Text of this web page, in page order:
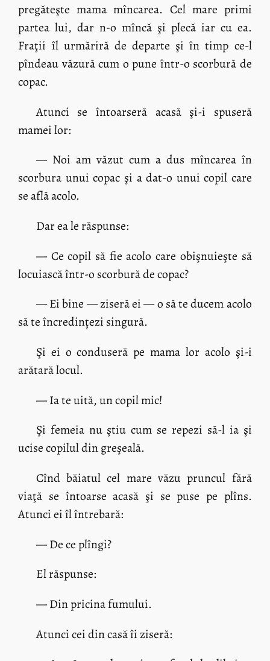
pregăteşte mama mîncarea. Cel mare primi
partea lui, dar n-o mîncă şi plecă iar cu ea.
Fraţii îl urmăriră de departe şi în timp ce-l
pîndeau văzură cum o pune într-o scorbură de
copac.
Atunci se întoarseră acasă şi-i spuseră
mamei lor:
— Noi am văzut cum a dus mîncarea în
scorbura unui copac şi a dat-o unui copil care
se află acolo.
Dar ea le răspunse:
— Ce copil să fie acolo care obişnuieşte să
locuiască într-o scorbură de copac?
— Ei bine — ziseră ei — o să te ducem acolo
să te încredinţezi singură.
Şi ei o conduseră pe mama lor acolo şi-i
arătară locul.
— Ia te uită, un copil mic!
Şi femeia nu ştiu cum se repezi să-l ia şi
ucise copilul din greşeală.
Cînd băiatul cel mare văzu pruncul fără
viaţă se întoarse acasă şi se puse pe plîns.
Atunci ei îl întrebară:
— De ce plîngi?
El răspunse:
— Din pricina fumului.
Atunci cei din casă îi ziseră: